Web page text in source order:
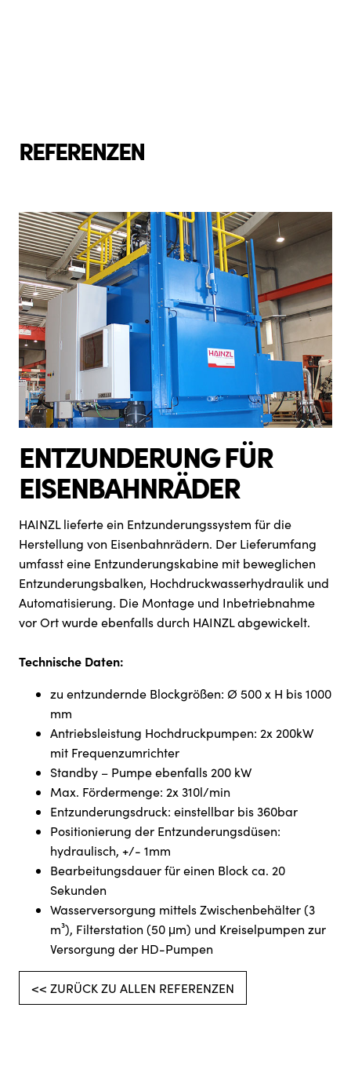
REFERENZEN
ENTZUNDERUNG FÜR
EISENBAHNRÄDER
HAINZL lieferte ein Entzunderungssystem für die
Herstellung von Eisenbahnrädern. Der Lieferumfang
umfasst eine Entzunderungskabine mit beweglichen
Entzunderungsbalken, Hochdruckwasserhydraulik und
Automatisierung. Die Montage und Inbetriebnahme
vor Ort wurde ebenfalls durch HAINZL abgewickelt.
Technische Daten:
zu entzundernde Blockgrößen: Ø 500 x H bis 1000
mm
Antriebsleistung Hochdruckpumpen: 2x 200kW
mit Frequenzumrichter
Standby – Pumpe ebenfalls 200 kW
Max. Fördermenge: 2x 310l/min
Entzunderungsdruck: einstellbar bis 360bar
Positionierung der Entzunderungsdüsen:
hydraulisch, +/- 1mm
Bearbeitungsdauer für einen Block ca. 20
Sekunden
Wasserversorgung mittels Zwischenbehälter (3
m³), Filterstation (50 μm) und Kreiselpumpen zur
Versorgung der HD-Pumpen
<< ZURÜCK ZU ALLEN REFERENZEN